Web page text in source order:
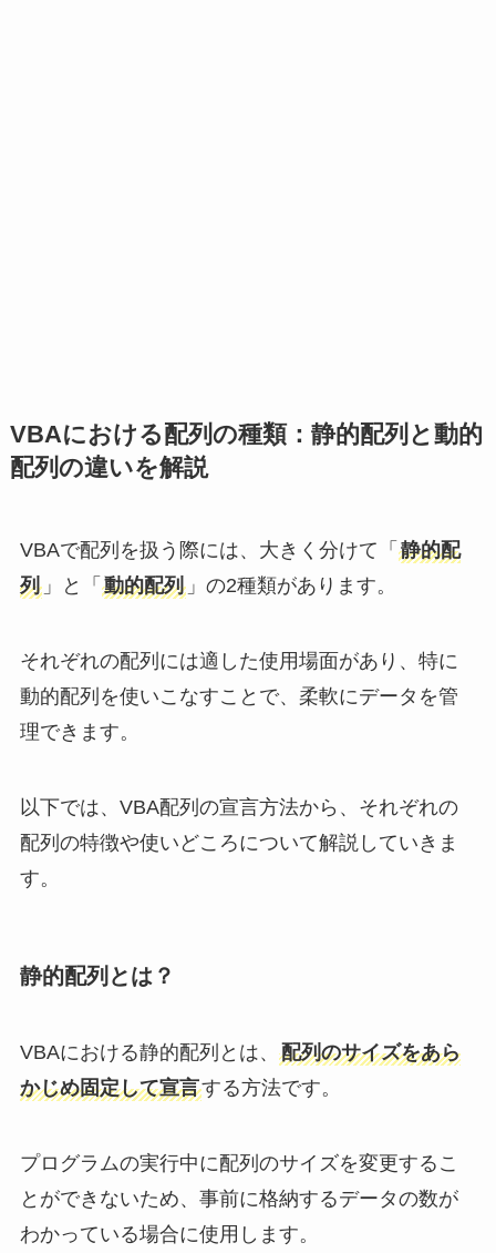
VBAにおける配列の種類：静的配列と動的
配列の違いを解説
VBAで配列を扱う際には、大きく分けて「 静的配
列」と「 動的配列」の2種類があります。
それぞれの配列には適した使用場面があり、特に
動的配列を使いこなすことで、柔軟にデータを管
理できます。
以下では、VBA配列の宣言方法から、それぞれの
配列の特徴や使いどころについて解説していきま
す。
静的配列とは？
VBAにおける静的配列とは、 配列のサイズをあら
かじめ固定して宣言する方法です。
プログラムの実行中に配列のサイズを変更するこ
とができないため、事前に格納するデータの数が
わかっている場合に使用します。